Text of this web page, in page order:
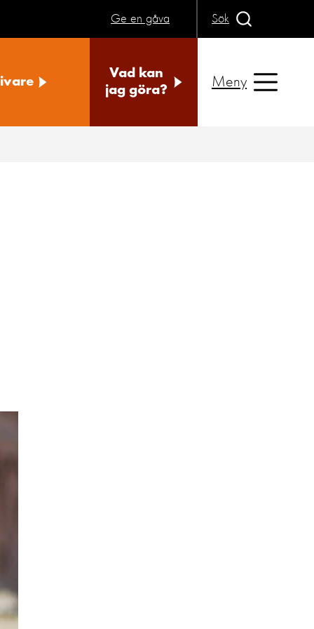
Ge en gåva Sök
Vad kan
jag göra?
Meny